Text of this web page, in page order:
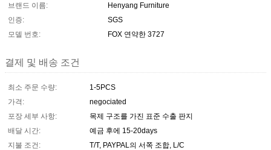
브랜드 이름:
Henyang Furniture
인증:
SGS
모델 번호:
FOX 연약한 3727
결제 및 배송 조건
최소 주문 수량:
1-5PCS
가격:
negociated
포장 세부 사항:
목제 구조를 가진 표준 수출 판지
배달 시간:
예금 후에 15-20days
지불 조건:
T/T, PAYPAL의 서쪽 조합, L/C